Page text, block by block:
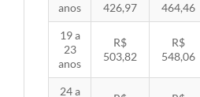
anos 426,97 464,46
19 a
23
anos
R$
503,82
R$
548,06
24 a